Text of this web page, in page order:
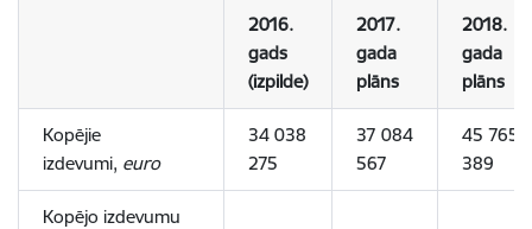
2016.
gads
(izpilde)
2017.
gada
plāns
2018.
gada
plāns
Kopējie
izdevumi, euro
34 038
275
37 084
567
45 765
389
Kopējo izdevumu